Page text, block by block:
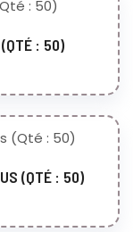
: 50)
(QTÉ : 50)